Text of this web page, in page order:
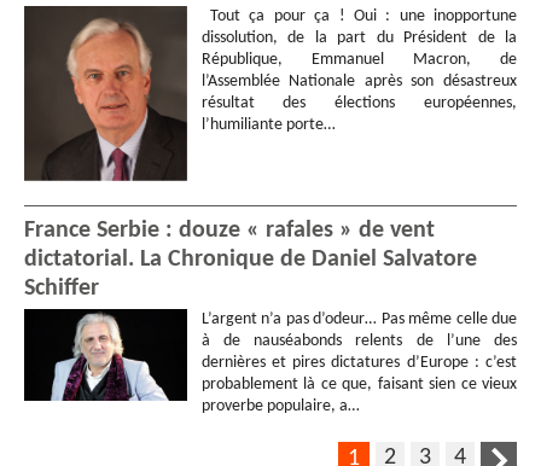
Tout ça pour ça ! Oui : une inopportune
dissolution, de la part du Président de la
République, Emmanuel Macron, de
l’Assemblée Nationale après son désastreux
résultat des élections européennes,
l’humiliante porte…
France Serbie : douze « rafales » de vent
dictatorial. La Chronique de Daniel Salvatore
Schiffer
L’argent n’a pas d’odeur… Pas même celle due
à de nauséabonds relents de l’une des
dernières et pires dictatures d’Europe : c’est
probablement là ce que, faisant sien ce vieux
proverbe populaire, a…
1 2 3 4